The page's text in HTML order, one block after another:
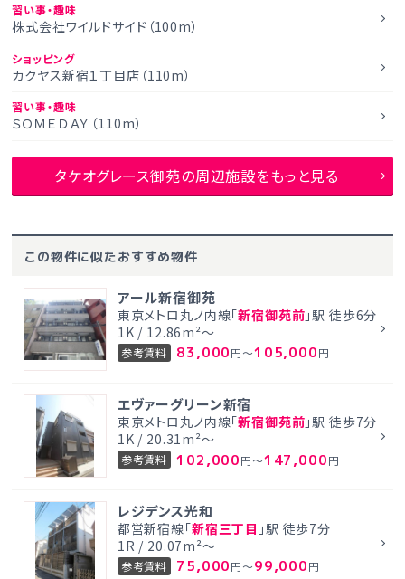
習い事・趣味
株式会社ワイルドサイド（100m）
ショッピング
カクヤス新宿１丁目店（110m）
習い事・趣味
ＳＯＭＥＤＡＹ（110m）
タケオグレース御苑の周辺施設をもっと見る
この物件に似たおすすめ物件
アール新宿御苑
東京メトロ丸ノ内線「新宿御苑前 」駅 徒歩6分
1K / 12.86m²～
参考賃料 83,000円～105,000円
エヴァーグリーン新宿
東京メトロ丸ノ内線「新宿御苑前 」駅 徒歩7分
1K / 20.31m²～
参考賃料 102,000円～147,000円
レジデンス光和
都営新宿線「新宿三丁目 」駅 徒歩7分
1R / 20.07m²～
参考賃料 75,000円～99,000円